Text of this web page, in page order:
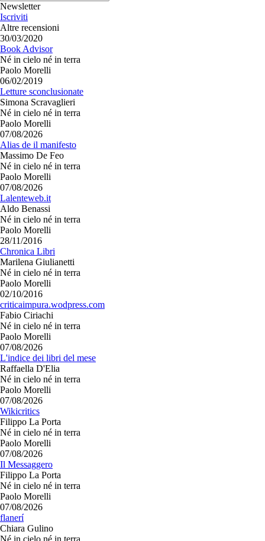
Newsletter
Iscriviti
Altre recensioni
30/03/2020
Book Advisor
Né in cielo né in terra
Paolo Morelli
06/02/2019
Letture sconclusionate
Simona Scravaglieri
Né in cielo né in terra
Paolo Morelli
07/08/2026
Alias de il manifesto
Massimo De Feo
Né in cielo né in terra
Paolo Morelli
07/08/2026
Lalenteweb.it
Aldo Benassi
Né in cielo né in terra
Paolo Morelli
28/11/2016
Chronica Libri
Marilena Giulianetti
Né in cielo né in terra
Paolo Morelli
02/10/2016
criticaimpura.wodpress.com
Fabio Ciriachi
Né in cielo né in terra
Paolo Morelli
07/08/2026
L'indice dei libri del mese
Raffaella D'Elia
Né in cielo né in terra
Paolo Morelli
07/08/2026
Wikicritics
Filippo La Porta
Né in cielo né in terra
Paolo Morelli
07/08/2026
Il Messaggero
Filippo La Porta
Né in cielo né in terra
Paolo Morelli
07/08/2026
flanerí
Chiara Gulino
Né in cielo né in terra